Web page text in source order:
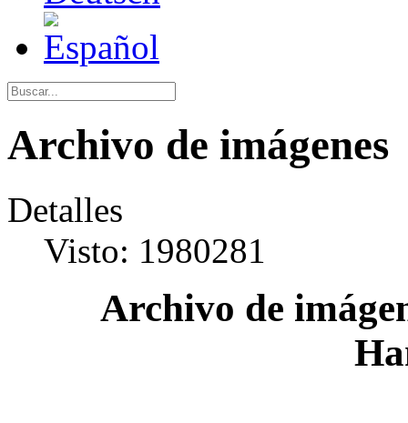
Archivo de imágenes
Detalles
Visto: 1980281
Archivo de